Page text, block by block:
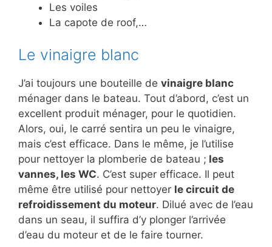
Les voiles
La capote de roof,…
Le vinaigre blanc
J’ai toujours une bouteille de vinaigre blanc
ménager dans le bateau. Tout d’abord, c’est un
excellent produit ménager, pour le quotidien.
Alors, oui, le carré sentira un peu le vinaigre,
mais c’est efficace. Dans le même, je l’utilise
pour nettoyer la plomberie de bateau ; les
vannes, les WC. C’est super efficace. Il peut
même être utilisé pour nettoyer le circuit de
refroidissement du moteur. Dilué avec de l’eau
dans un seau, il suffira d’y plonger l’arrivée
d’eau du moteur et de le faire tourner.